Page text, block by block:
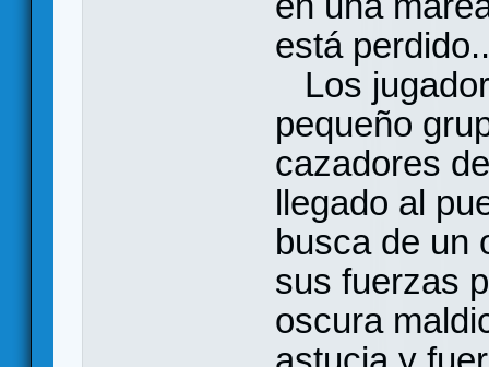
está
Los
pequeño
cazadores
llegado al
busca de un
sus fuerzas
oscura